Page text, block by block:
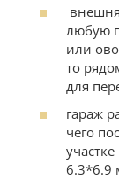
любую
или
то
для
гараж
чего
6.3*6.9